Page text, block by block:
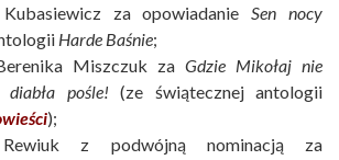
Kubasiewicz za opowiadanieSen nocy
Harde Baśnie;
Miszczuk za Gdzie Mikołaj nie
pośle! (ze świątecznej antologii
);
z podwójną nominacją za